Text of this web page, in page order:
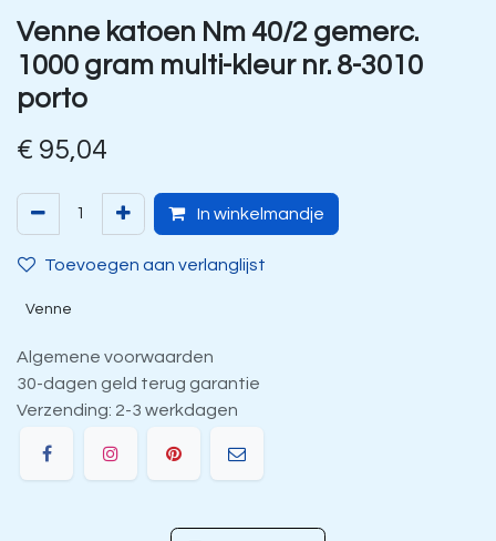
Venne katoen Nm 40/2 gemerc.
1000 gram multi-kleur nr. 8-3010
porto
€ 95,04
In winkelmandje
Toevoegen aan verlanglijst
Venne
Algemene voorwaarden
30-dagen geld terug garantie
Verzending: 2-3 werkdagen